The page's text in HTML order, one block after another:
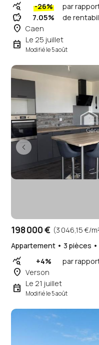
query_stats -26% par
savings 7.05% de
place Caen
event Le 25 juillet
Modifié le 5 août
198 000 € (3 046,15 €/
Appartement • 3 pièces •
query_stats +4% par
place Verson
event Le 21 juillet
Modifié le 5 août